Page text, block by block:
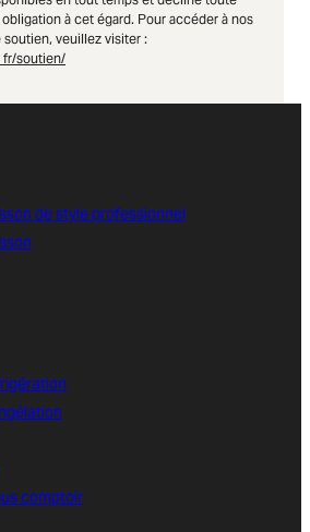
à cet égard. Pour accéder à nos
veuillez visiter :
soutien/
de style professionnel
comptoir